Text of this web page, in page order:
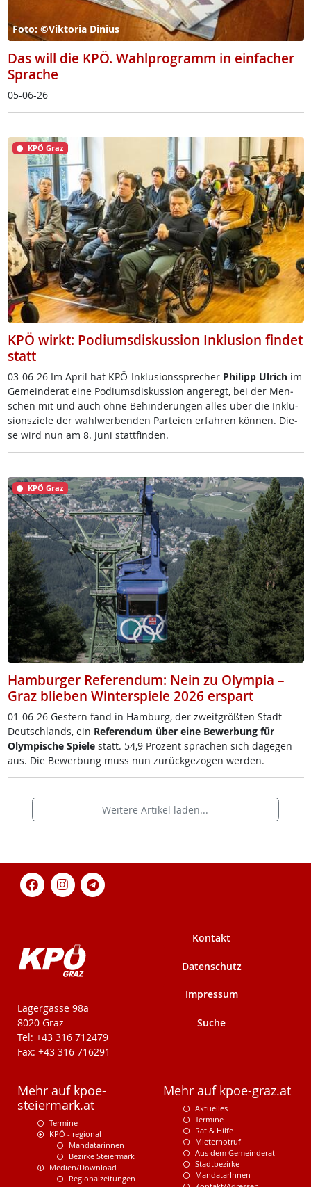
Foto: ©Viktoria Dinius
Das will die KPÖ. Wahlprogramm in einfacher
Sprache
05-06-26
KPÖ Graz
KPÖ wirkt: Podiumsdiskussion Inklusion findet
statt
03-06-26 Im April ha­t K­PÖ-In­k­lu­si­ons­sp­re­cherPhi­l­ipp Ul­rich im
Ge­mein­de­rat ei­ne Po­di­ums­dis­kus­si­on an­ge­regt, bei der Men­
schen mit und auch oh­ne Be­hin­de­run­gen al­les über die In­k­lu­
si­ons­zie­le der wahl­wer­ben­den Par­tei­en er­fah­ren kön­nen. Die­
se wird nun am 8. Ju­ni statt­fin­den.
KPÖ Graz
Hamburger Referendum: Nein zu Olympia –
Graz blieben Winterspiele 2026 erspart
01-06-26 Ges­tern fand in Ham­burg, der zweit­größ­ten Stadt
Deut­sch­lands, ein Re­fe­ren­dum über ei­ne Be­wer­bung für
Olym­pi­sche Spie­le statt. 54,9 Pro­zent spra­chen sich da­ge­gen
aus. Die Be­wer­bung muss nun zu­rück­ge­zo­gen wer­den.
Weitere Artikel laden...
KPÖ-Steiermark
Lagergasse 98a
8020 Graz
Tel: +43 316 712479
Fax: +43 316 716291
Kontakt
Datenschutz
Impressum
Suche
Mehr auf kpoe-
steiermark.at
Termine
KPÖ - regional
Mandatarinnen
Bezirke Steiermark
Medien/Download
Regionalzeitungen
Mehr auf kpoe-graz.at
Aktuelles
Termine
Rat & Hilfe
Mieternotruf
Aus dem Gemeinderat
Stadtbezirke
MandatarInnen